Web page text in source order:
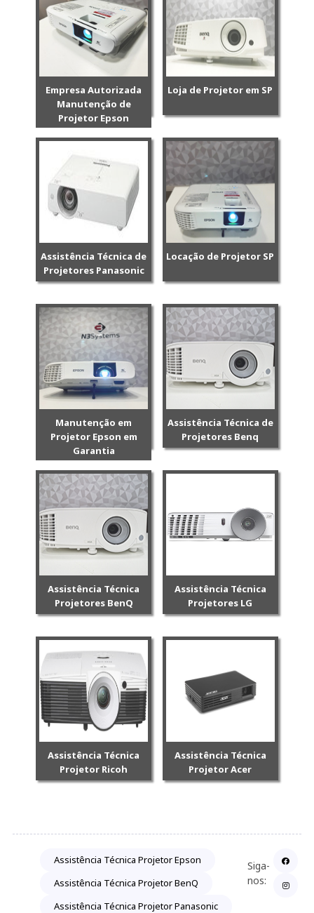
Empresa Autorizada
Manutenção de
Projetor Epson
Loja de Projetor em SP
Assistência Técnica de
Projetores Panasonic
Locação de Projetor SP
Manutenção em
Projetor Epson em
Garantia
Assistência Técnica de
Projetores Benq
Assistência Técnica
Projetores BenQ
Assistência Técnica
Projetores LG
Assistência Técnica
Projetor Ricoh
Assistência Técnica
Projetor Acer
Assistência Técnica Projetor Epson
Assistência Técnica Projetor BenQ
Assistência Técnica Projetor Panasonic
Siga-
nos: